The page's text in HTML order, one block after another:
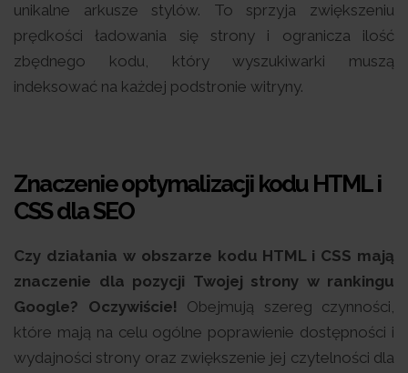
unikalne arkusze stylów. To sprzyja zwiększeniu
prędkości ładowania się strony i ogranicza ilość
zbędnego kodu, który wyszukiwarki muszą
indeksować na każdej podstronie witryny.
Znaczenie optymalizacji kodu HTML i
CSS dla SEO
Czy działania w obszarze kodu HTML i CSS mają
znaczenie dla pozycji Twojej strony w rankingu
Google?
Oczywiście! Obejmują szereg czynności,
które mają na celu ogólne poprawienie dostępności i
wydajności strony oraz zwiększenie jej czytelności dla